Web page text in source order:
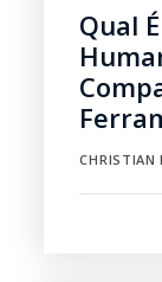
Qual
CHRISTIAN